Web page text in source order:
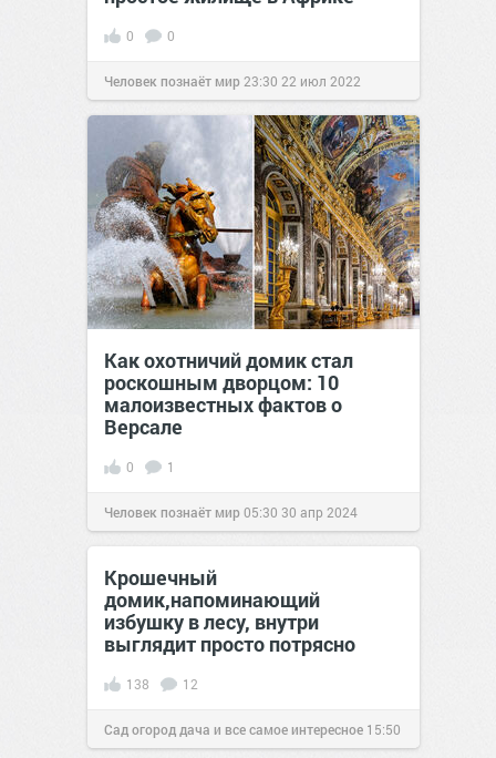
0 0
Человек познаёт мир 23:30 22 июл 2022
Как охотничий домик стал
роскошным дворцом: 10
малоизвестных фактов о
Версале
0 1
Человек познаёт мир05:30 30 апр 2024
Крошечный
домик,напоминающий
избушку в лесу, внутри
выглядит просто потрясно
138 12
Сад огород дача и все самое интересное 15:50